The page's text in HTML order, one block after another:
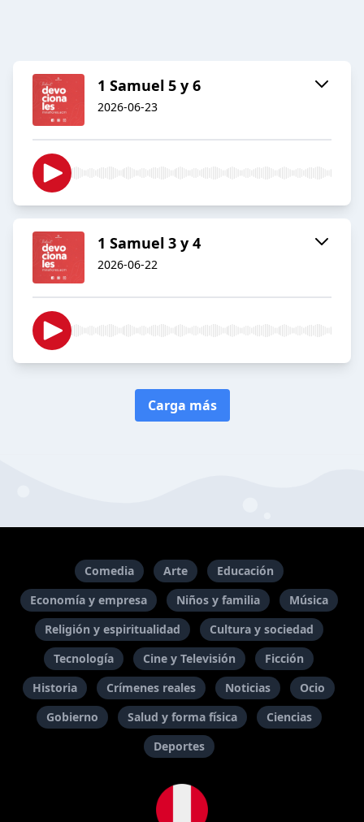
1 Samuel 5 y 6
2026-06-23
1 Samuel 3 y 4
2026-06-22
Carga más
Comedia Arte
Educación
Economía y empresa
Niños y familia
Música
Religión y espiritualidad
Cultura y sociedad
Tecnología
Cine y Televisión
Ficción
Historia
Crímenes reales Noticias
Ocio
Gobierno
Salud y forma física
Ciencias
Deportes